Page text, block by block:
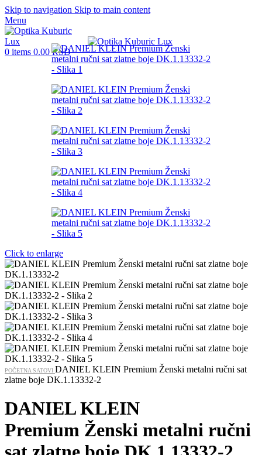
Skip to navigation Skip to main content
Menu
0 items 0.00RSD
Click to enlarge
POČETNA SATOVI DANIEL KLEIN Premium Ženski metalni ručni sat
zlatne boje DK.1.13332-2
DANIEL KLEIN
Premium Ženski metalni ručni